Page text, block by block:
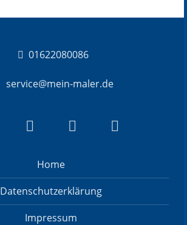
01622080086
service@mein-maler.de
Home
Datenschutzerklärung
Impressum